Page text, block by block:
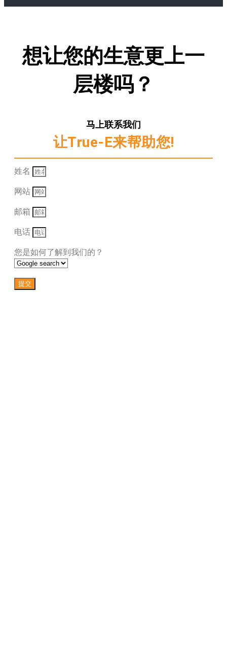
想让您的生意更上一
层楼吗？
马上联系我们
让True-E来帮助您!
姓名
网站
邮箱
电话
您是如何了解到我们的？
提交